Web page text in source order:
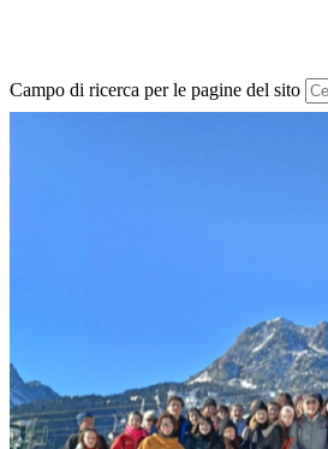
Campo di ricerca per le pagine del sito